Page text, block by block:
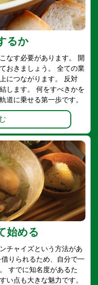
るか
なす必要があります。 開
おきましょう。 全ての業
につながります。 反対
します。 何をすべきかを
道に乗せる第一歩です。
始める
チャイズという方法があ
りられるため、自分で一
すでに知名度があるた
い点も大きな魅力です。